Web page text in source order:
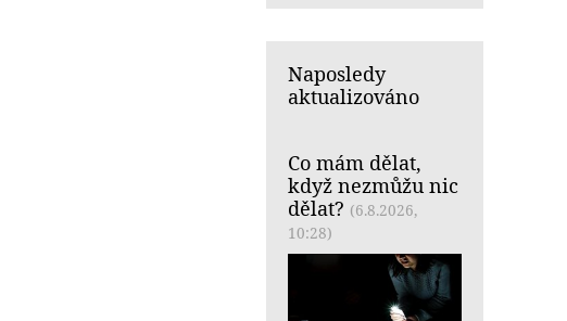
Naposledy
aktualizováno
Co mám dělat,
když nezmůžu nic
dělat? (6.8.2026,
10:28)